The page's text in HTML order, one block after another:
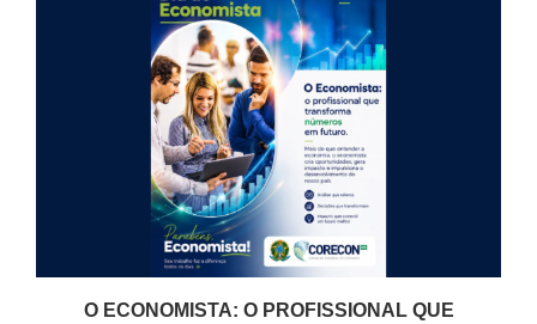
O ECONOMISTA: O PROFISSIONAL QUE